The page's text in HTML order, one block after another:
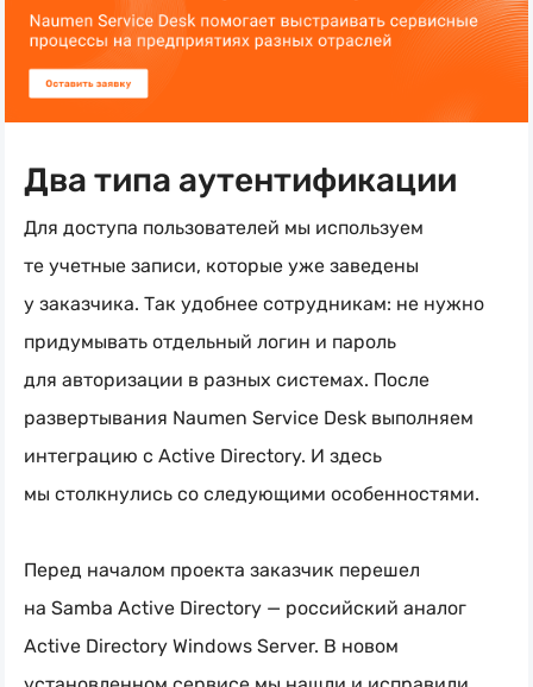
Два типа аутентификации
Для доступа пользователей мы используем
те учетные записи, которые уже заведены
у заказчика. Так удобнее сотрудникам: не нужно
придумывать отдельный логин и пароль
для авторизации в разных системах. После
развертывания Naumen Service Desk выполняем
интеграцию с Active Directory. И здесь
мы столкнулись со следующими особенностями.
Перед началом проекта заказчик перешел
на Samba Active Directory — российский аналог
Active Directory Windows Server. В новом